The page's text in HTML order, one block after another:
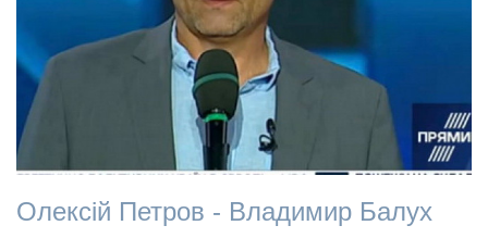
Олексій Петров - Владимир Балух